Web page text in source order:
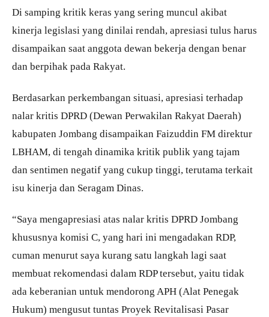
Di samping kritik keras yang sering muncul akibat
kinerja legislasi yang dinilai rendah, apresiasi tulus harus
disampaikan saat anggota dewan bekerja dengan benar
dan berpihak pada Rakyat.
Berdasarkan perkembangan situasi, apresiasi terhadap
nalar kritis DPRD (Dewan Perwakilan Rakyat Daerah)
kabupaten Jombang disampaikan Faizuddin FM direktur
LBHAM, di tengah dinamika kritik publik yang tajam
dan sentimen negatif yang cukup tinggi, terutama terkait
isu kinerja dan Seragam Dinas.
“Saya mengapresiasi atas nalar kritis DPRD Jombang
khususnya komisi C, yang hari ini mengadakan RDP,
cuman menurut saya kurang satu langkah lagi saat
membuat rekomendasi dalam RDP tersebut, yaitu tidak
ada keberanian untuk mendorong APH (Alat Penegak
Hukum) mengusut tuntas Proyek Revitalisasi Pasar